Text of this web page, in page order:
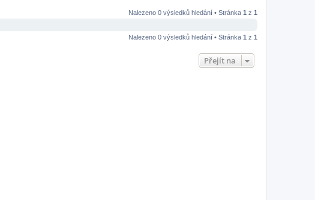
Nalezeno 0 výsledků hledání • Stránka 1 z 1
Nalezeno 0 výsledků hledání • Stránka 1 z 1
Přejít na